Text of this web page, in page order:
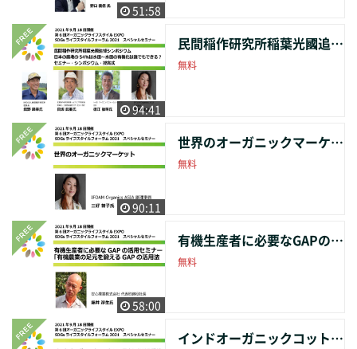
51:58
94:41
民間稲作研究所稲葉光國追悼シンポジウム 日本の農地の54％は水田～水田の有機化は誰でもできる？
無料
90:11
世界のオーガニックマーケット
無料
58:00
有機生産者に必要なGAPの活用セミナー 「有機農業の足元を鍛えるGAPの活用法」
無料
インドオーガニックコットンの日本における現状